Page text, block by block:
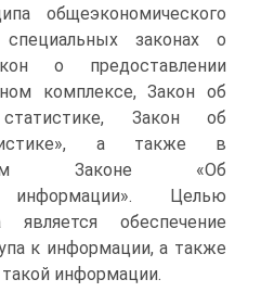
общеэкономического
законах о
о предоставлении
комплексе, Закон об
статистике, Закон об
а также в
Законе «Об
информации». Целью
является обеспечение
к информации, а также
информации.